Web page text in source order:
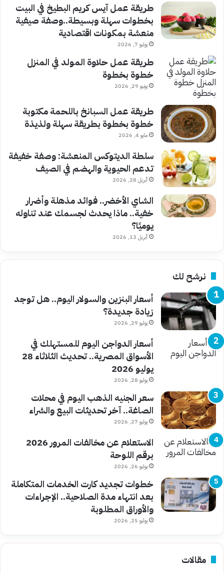
طريقة عمل آيس كريم البطيخ في البيت
بخطوات سهلة وبسيطة..وصفة صيفية
منعشة بمكونات اقتصادية
يوليو 7, 2026
طريقة عمل حلاوة المولد في المنزل
خطوة بخطوة
يونيو 29, 2026
طريقة عمل السبانخ باللحمة مكتوبة
خطوة بخطوة بطريقة سهلة ولذيذة
مايو 4, 2026
سلطة الديتوكس المنعشة: وصفة خفيفة
تدعم الحيوية والهضم في الصيف
أبريل 28, 2026
الشاي الأخضر.. فوائد مذهلة وأضرار
خفية.. ماذا يحدث لجسمك عند تناوله
يوميًا؟
أبريل 13, 2026
نرشح لك
أسعار البنزين والسولار اليوم.. هل توجد
زيادة جديدة؟
يوليو 29, 2026
أسعار الدواجن اليوم للمستهلك في
الأسواق المصرية.. تحديث الثلاثاء 28
يوليو 2026
يوليو 28, 2026
سعر الجنيه الذهب اليوم في محلات
الصاغة.. آخر تحديثات البيع والشراء
يوليو 27, 2026
الاستعلام عن مخالفات المرور 2026
برقم اللوحة
يوليو 26, 2026
خطوات تجديد كارت الخدمات المتكاملة
بعد انتهاء مدة الصلاحية.. الإجراءات
والأوراق المطلوبة
يوليو 25, 2026
مقالات